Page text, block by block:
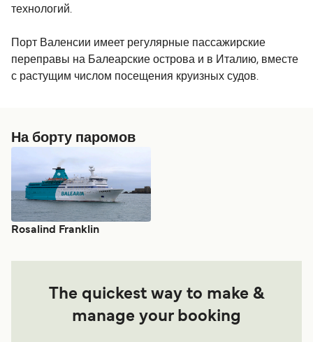
технологий.
Порт Валенсии имеет регулярные пассажирские
переправы на Балеарские острова и в Италию, вместе
с растущим числом посещения круизных судов.
На борту паромов
Rosalind Franklin
The quickest way to make &
manage your booking